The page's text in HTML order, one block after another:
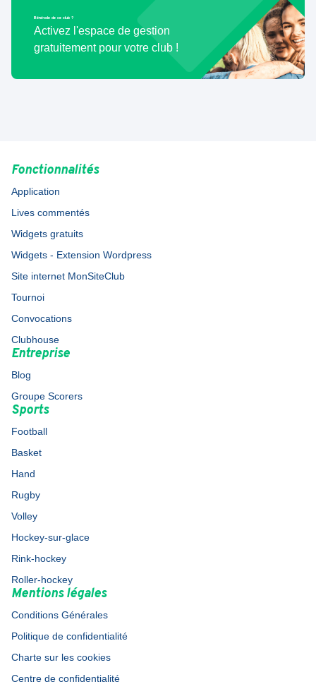
Bénévole de ce club ?
Activez l'espace de gestion
gratuitement pour votre club !
Fonctionnalités
Application
Lives commentés
Widgets gratuits
Widgets - Extension Wordpress
Site internet MonSiteClub
Tournoi
Convocations
Clubhouse
Entreprise
Blog
Groupe Scorers
Sports
Football
Basket
Hand
Rugby
Volley
Hockey-sur-glace
Rink-hockey
Roller-hockey
Mentions légales
Conditions Générales
Politique de confidentialité
Charte sur les cookies
Centre de confidentialité